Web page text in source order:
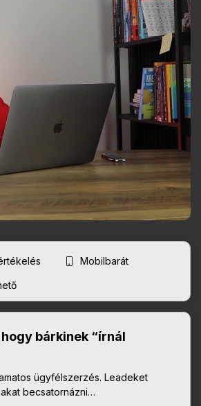
Mobilbarát
bárkinek “írnál
ügyfélszerzés. Leadeket
becsatornázni…